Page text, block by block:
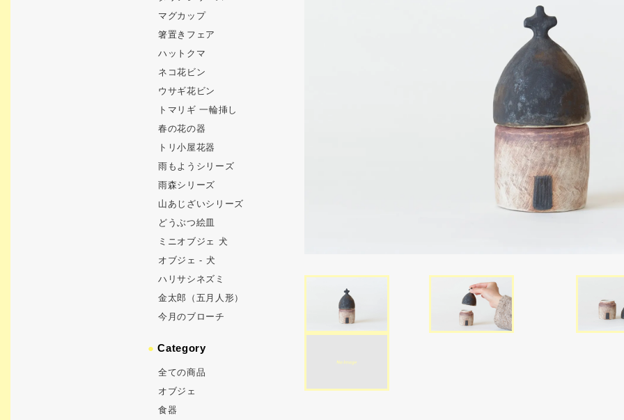
マグカップ
箸置きフェア
ハットクマ
ネコ花ビン
ウサギ花ビン
トマリギ 一輪挿し
春の花の器
トリ小屋花器
雨もようシリーズ
雨森シリーズ
山あじざいシリーズ
どうぶつ絵皿
ミニオブジェ 犬
オブジェ - 犬
ハリサシネズミ
金太郎（五月人形）
今月のブローチ
●Category
全ての商品
オブジェ
食器